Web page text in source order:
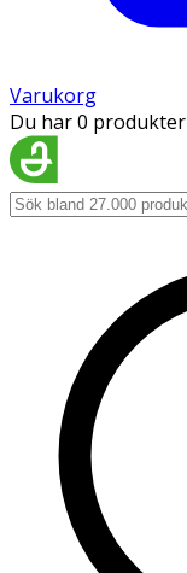
Varukorg
Du har 0